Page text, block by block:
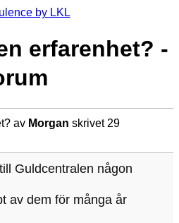
erfarenhet? -
av Morgan skrivet 29
Guldcentralen någon
av dem för många år